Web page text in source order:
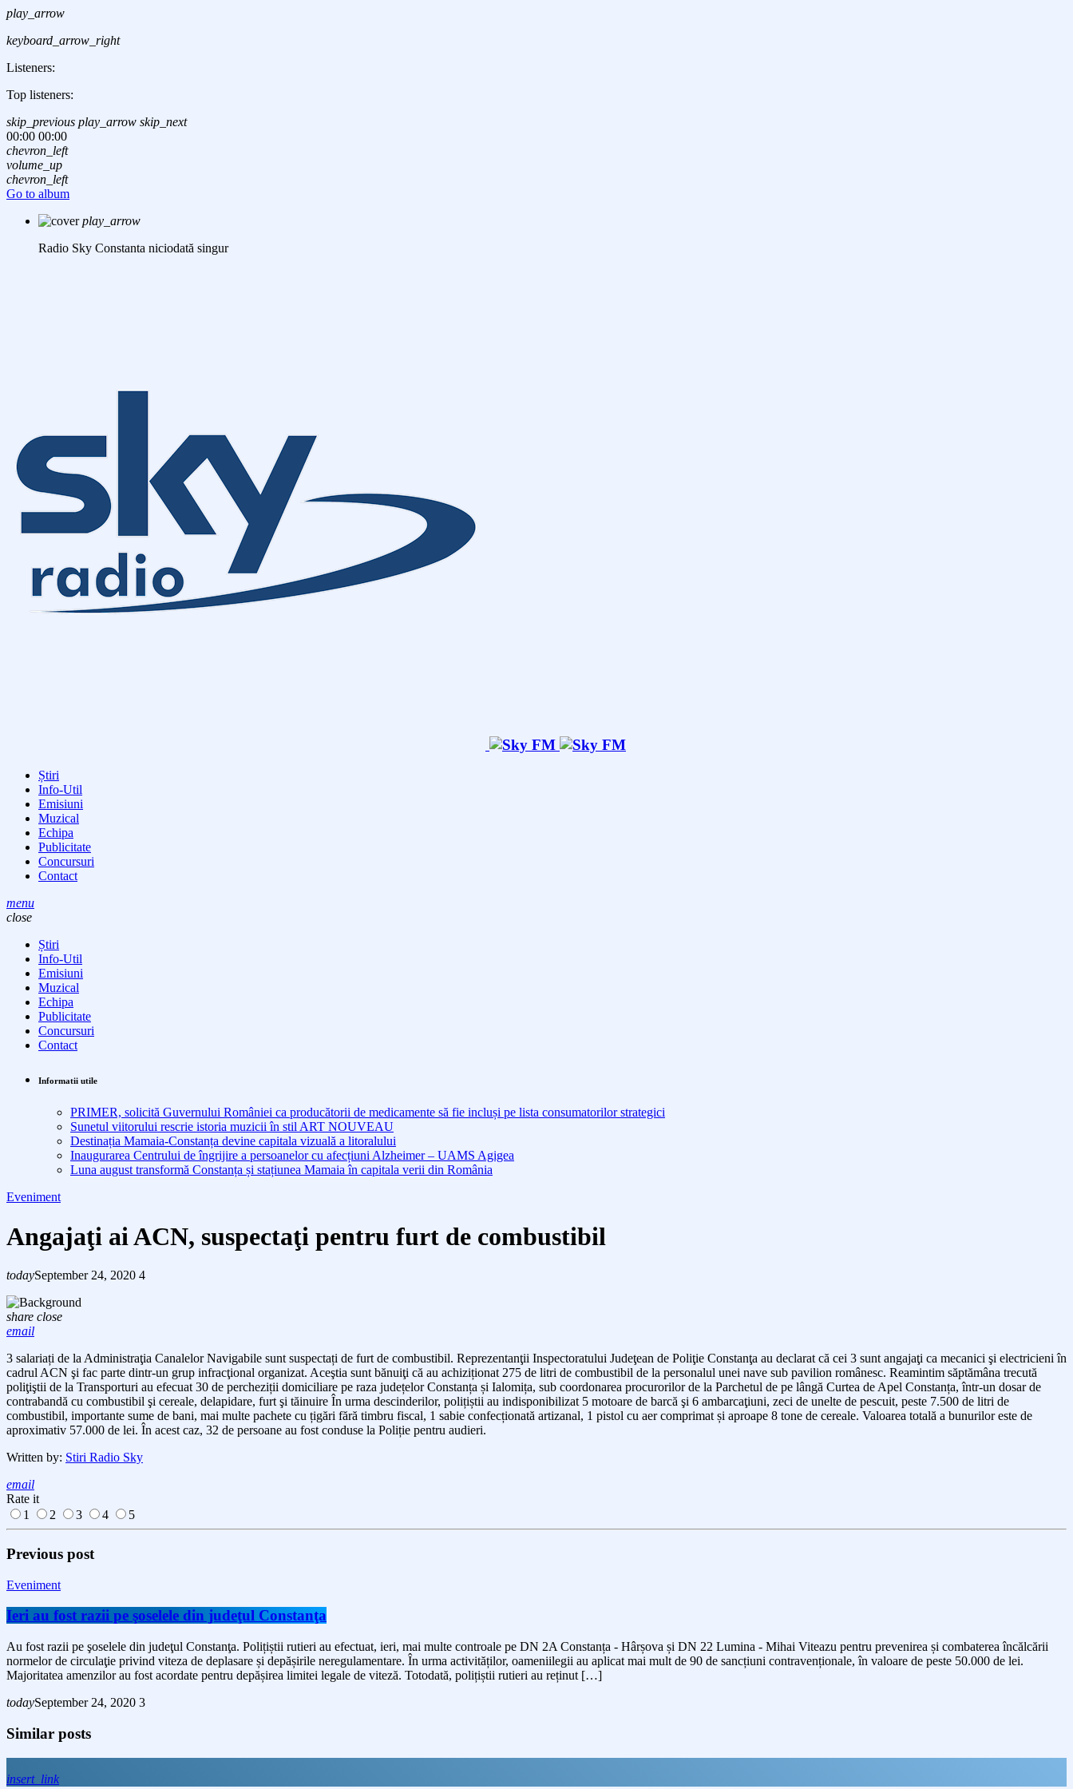
play_arrow
keyboard_arrow_right
Listeners:
Top listeners:
skip_previous play_arrow skip_next
00:00 00:00
chevron_left
volume_up
chevron_left
Go to album
play_arrow
Radio Sky Constanta niciodată singur
Știri
Info-Util
Emisiuni
Muzical
Echipa
Publicitate
Concursuri
Contact
menu
close
Știri
Info-Util
Emisiuni
Muzical
Echipa
Publicitate
Concursuri
Contact
Informatii utile
PRIMER, solicită Guvernului României ca producătorii de medicamente să fie incluși pe lista consumatorilor strategici
Sunetul viitorului rescrie istoria muzicii în stil ART NOUVEAU
Destinația Mamaia-Constanța devine capitala vizuală a litoralului
Inaugurarea Centrului de îngrijire a persoanelor cu afecțiuni Alzheimer – UAMS Agigea
Luna august transformă Constanța și stațiunea Mamaia în capitala verii din România
Eveniment
Angajaţi ai ACN, suspectaţi pentru furt de combustibil
todaySeptember 24, 2020 4
share close
email
3 salariați de la Administraţia CanalelorNavigabile sunt suspectați de furt de combustibil. Reprezentanţii Inspectoratului Judeţean de Poliţie Constanţa au declarat că cei 3 sunt angajaţi ca mecanici şi electricieni în
cadrul ACN şi fac parte dintr-un grup infracţional organizat. Aceştia sunt bănuiţi că au achiziționat 275 de litri de combustibil de la personalul unei nave sub pavilion românesc. Reamintim săptămâna trecută
poliţiştii de la Transporturi au efecuat 30 de percheziții domiciliare pe raza județelor Constanța și Ialomița, sub coordonarea procurorilor de la Parchetul de pe lângă Curtea de Apel Constanța, într-un dosar de
contrabandă cu combustibil şi cereale, delapidare, furt şi tăinuire În urma descinderilor, polițiștii au indisponibilizat 5 motoare de barcă şi 6 ambarcaţiuni, zeci de unelte de pescuit, peste 7.500 de litri de
combustibil, importante sume de bani, mai multe pachete cu țigări fără timbru fiscal, 1 sabie confecționată artizanal, 1 pistol cu aer comprimat și aproape 8 tone de cereale. Valoarea totală a bunurilor este de
aproximativ 57.000 de lei. În acest caz, 32 de persoane au fost conduse la Poliție pentru audieri.
Written by: Stiri Radio Sky
email
Rate it
1
2 3 4 5
Previous post
Eveniment
Ieri au fost razii pe şoselele din judeţul Constanţa
Au fost razii pe şoselele din judeţul Constanţa. Polițiștii rutieri au efectuat, ieri, mai multe controale pe DN 2A Constanța - Hârșova și DN 22 Lumina - Mihai Viteazu pentru prevenirea și combaterea încălcării
normelor de circulaţie privind viteza de deplasare și depășirile neregulamentare. În urma activităților, oameniilegii au aplicat mai mult de 90 de sancțiuni contravenționale, în valoare de peste 50.000 de lei.
Majoritatea amenzilor au fost acordate pentru depășirea limitei legale de viteză. Totodată, polițiștii rutieri au reținut […]
todaySeptember 24, 2020 3
Similar posts
insert_link